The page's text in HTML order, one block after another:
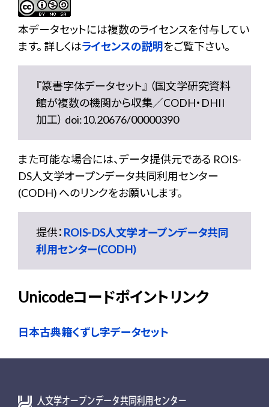
本データセットには複数のライセンスを付与してい
ます。 詳しくはライセンスの説明をご覧下さい。
『篆書字体データセット』 （国文学研究資料
館が複数の機関から収集／CODH・DHII
加工） doi:10.20676/00000390
また可能な場合には、データ提供元である ROIS-
DS人文学オープンデータ共同利用センター
(CODH) へのリンクをお願いします。
提供： ROIS-DS人文学オープンデータ共同
利用センター(CODH)
Unicodeコードポイントリンク
日本古典籍くずし字データセット